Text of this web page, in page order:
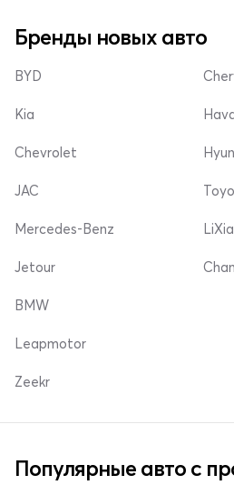
Бренды новых авто
BYD
Kia
Chevrolet
JAC
Mercedes-Benz
Jetour
BMW
Leapmotor
Zeekr
Популярные авто с